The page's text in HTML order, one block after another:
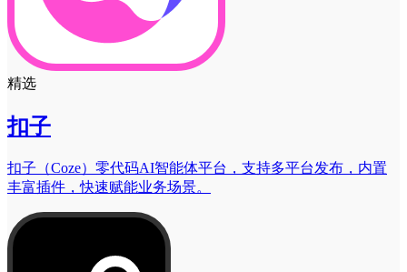
精选
扣子
扣子（Coze）零代码AI智能体平台，支持多平台发布，内置
丰富插件，快速赋能业务场景。